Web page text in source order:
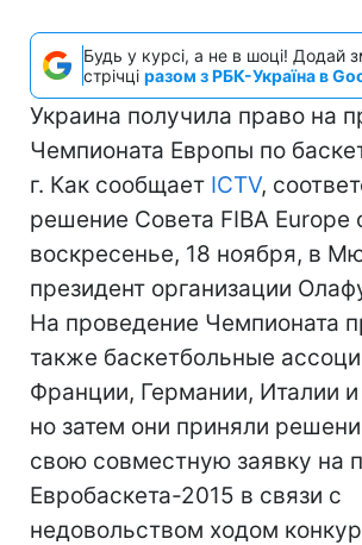
Будь у курсі, а не в шоці! Додай
стрічці разом з РБК-Україна в
Украина получила право на
Чемпионата Европы по
г. Как сообщает ICTV,
решение Совета FIBA Europe
воскресенье, 18 ноября, в
президент организации
На проведение Чемпионата
также баскетбольные
Франции, Германии, Италии и
но затем они приняли
свою совместную заявку на
Евробаскета-2015 в связи с
недовольством ходом